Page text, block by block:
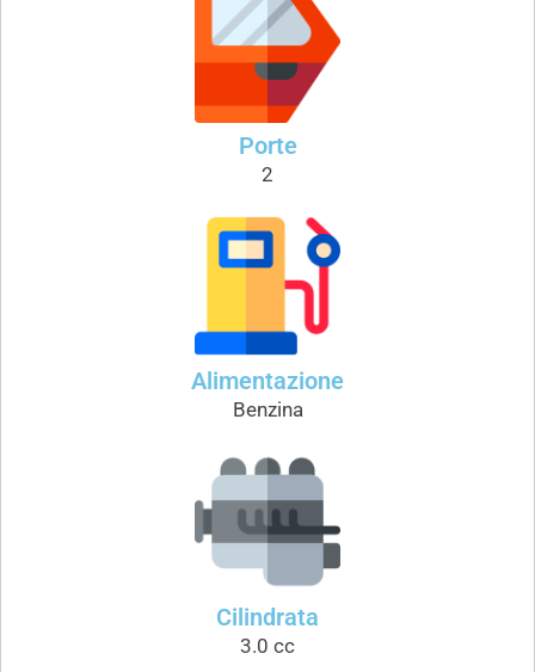
Porte
2
Alimentazione
Benzina
Cilindrata
3.0 cc